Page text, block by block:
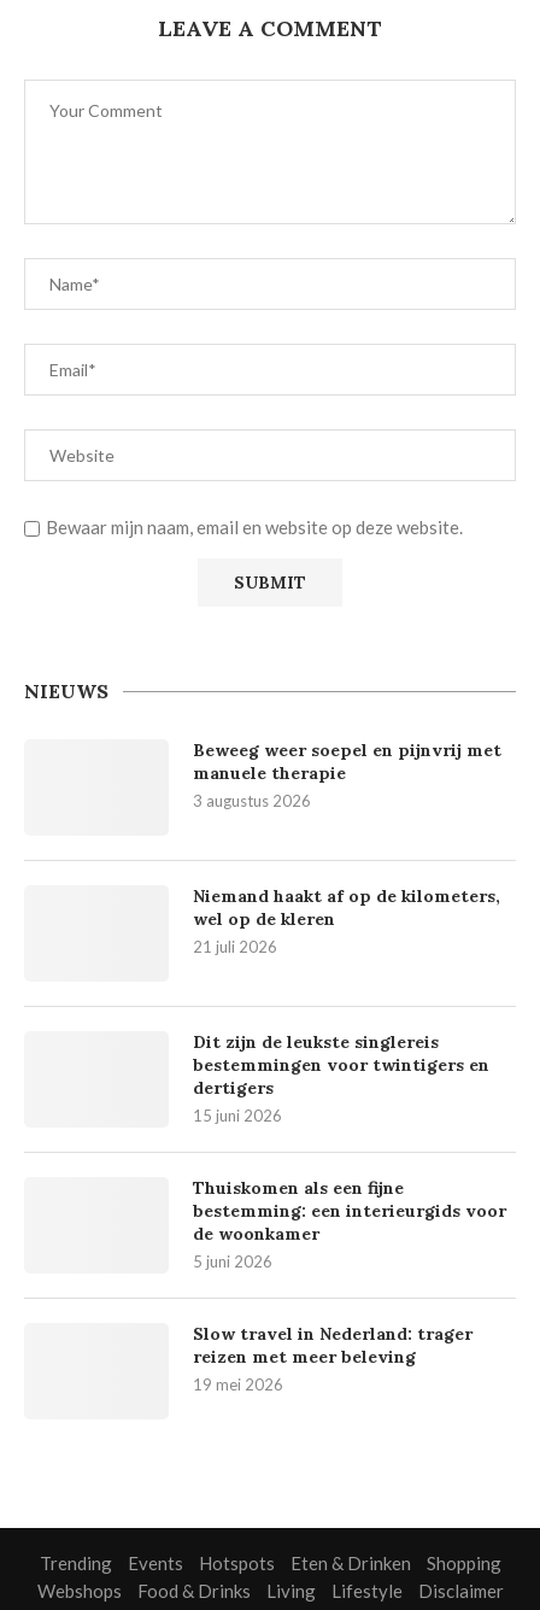
LEAVE A COMMENT
Bewaar mijn naam, email en website op deze website.
NIEUWS
Beweeg weer soepel en pijnvrij met
manuele therapie
3 augustus 2026
Niemand haakt af op de kilometers,
wel op de kleren
21 juli 2026
Dit zijn de leukste singlereis
bestemmingen voor twintigers en
dertigers
15 juni 2026
Thuiskomen als een fijne
bestemming: een interieurgids voor
de woonkamer
5 juni 2026
Slow travel in Nederland: trager
reizen met meer beleving
19 mei 2026
Trending Events Hotspots Eten & Drinken
Shopping
Webshops
Food & Drinks Living Lifestyle
Disclaimer